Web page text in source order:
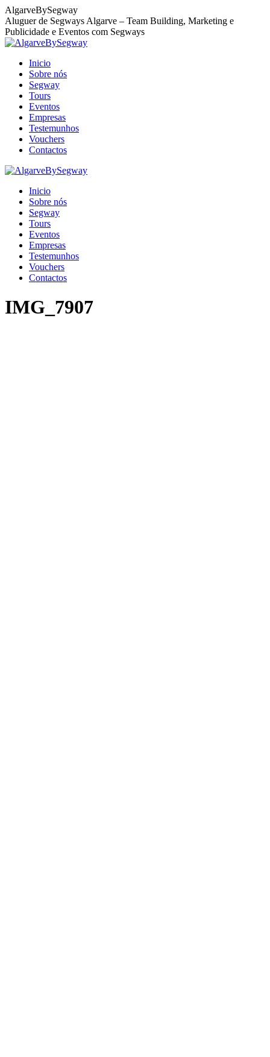
Skip
to
content
AlgarveBySegway
Aluguer de Segways Algarve – Team Building, Marketing e
Publicidade e Eventos com Segways
Inicio
Sobre nós
Segway
Tours
Eventos
Empresas
Testemunhos
Vouchers
Contactos
Facebook
opens
new
window
Behance
opens
new
window
X
opens
new
window
Instagram
opens
new
window
Inicio
Sobre nós
Segway
Tours
Eventos
Empresas
Testemunhos
Vouchers
Contactos
IMG_7907